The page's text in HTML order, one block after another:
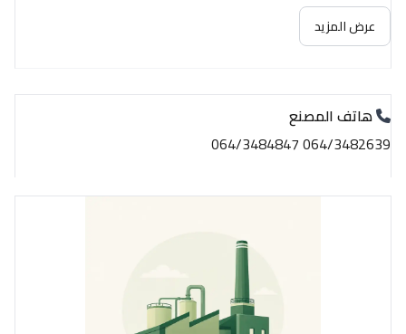
عرض المزيد
هاتف المصنع
064/3482639 064/3484847